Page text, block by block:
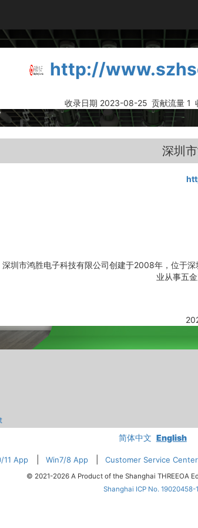
http://
收录日期 2023-08-25 贡献流量 1
深圳
深圳市鸿胜电子科技有限公司创建于2008年，位于
业从事五
简体中文 English
11 App Win7/8 App Customer Service Center
© 2021-2026 A Product of the Shanghai THREEOA
Shanghai ICP No. 19020458-